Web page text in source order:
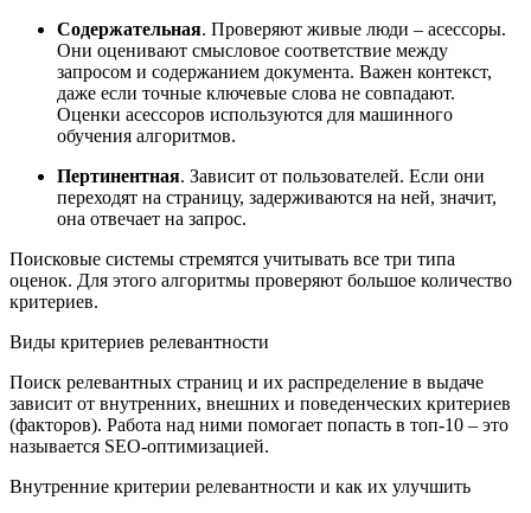
Содержательная. Проверяют живые люди – асессоры.
Они оценивают смысловое соответствие между
запросом и содержанием документа. Важен контекст,
даже если точные ключевые слова не совпадают.
Оценки асессоров используются для машинного
обучения алгоритмов.
Пертинентная. Зависит от пользователей. Если они
переходят на страницу, задерживаются на ней, значит,
она отвечает на запрос.
Поисковые системы стремятся учитывать все три типа
оценок. Для этого алгоритмы проверяют большое количество
критериев.
Виды критериев релевантности
Поиск релевантных страниц и их распределение в выдаче
зависит от внутренних, внешних и поведенческих критериев
(факторов). Работа над ними помогает попасть в топ-10 – это
называется SEO-оптимизацией.
Внутренние критерии релевантности и как их улучшить